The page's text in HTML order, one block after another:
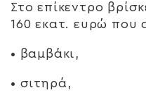
Στο επίκεντρο
160 εκατ. ευρώ που
• βαμβάκι,
• σιτηρά,